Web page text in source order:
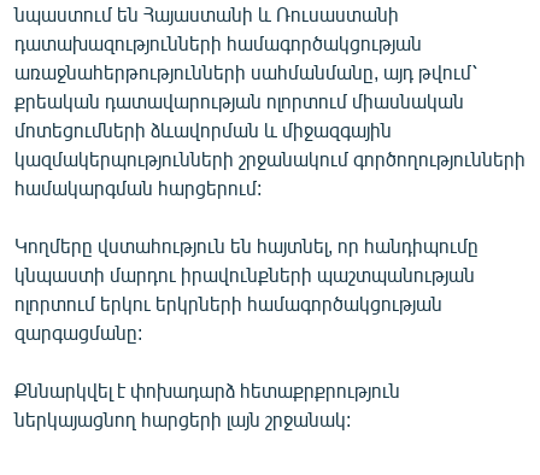
նպաստում են Հայաստանի և Ռուսաստանի
դատախազությունների համագործակցության
առաջնահերթությունների սահմանմանը, այդ թվում՝
քրեական դատավարության ոլորտում միասնական
մոտեցումների ձևավորման և միջազգային
կազմակերպությունների շրջանակում գործողությունների
համակարգման հարցերում:
Կողմերը վստահություն են հայտնել, որ հանդիպումը
կնպաստի մարդու իրավունքների պաշտպանության
ոլորտում երկու երկրների համագործակցության
զարգացմանը:
Քննարկվել է փոխադարձ հետաքրքրություն
ներկայացնող հարցերի լայն շրջանակ: